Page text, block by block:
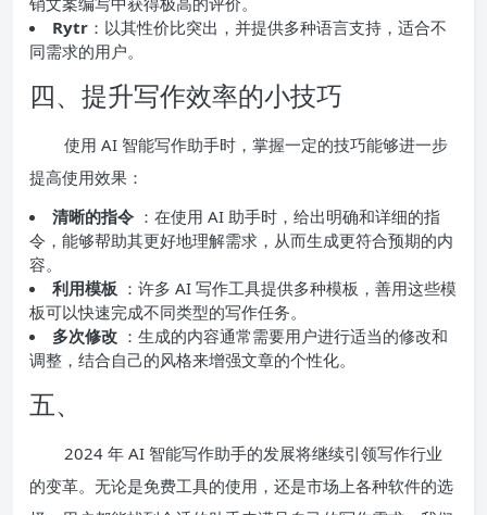
Rytr ：以其性价比突出，并提供多种语言支持，适合不
同需求的用户。
四、提升写作效率的小技巧
使用 AI 智能写作助手时，掌握一定的技巧能够进一步
提高使用效果：
清晰的指令 ：在使用 AI 助手时，给出明确和详细的指
令，能够帮助其更好地理解需求，从而生成更符合预期的内
容。
利用模板 ：许多 AI 写作工具提供多种模板，善用这些模
板可以快速完成不同类型的写作任务。
多次修改 ：生成的内容通常需要用户进行适当的修改和
调整，结合自己的风格来增强文章的个性化。
五、
2024 年 AI 智能写作助手的发展将继续引领写作行业
的变革。无论是免费工具的使用，还是市场上各种软件的选